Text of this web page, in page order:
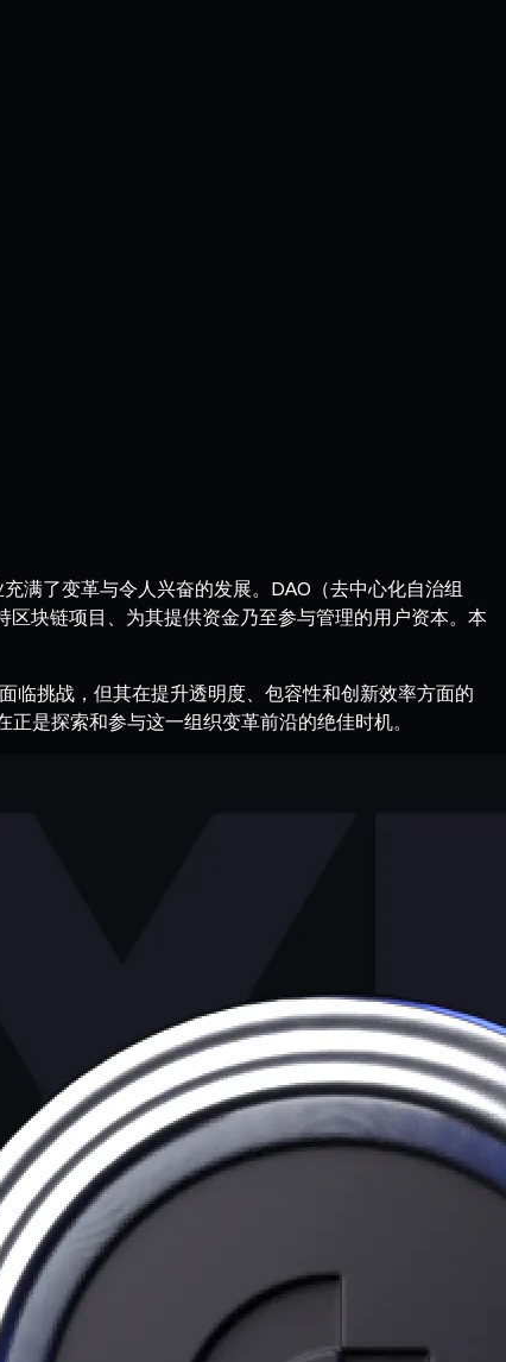
满了变革与令人兴奋的发展。DAO（去中心化自治组
块链项目、为其提供资金乃至参与管理的用户资本。本
临挑战，但其在提升透明度、包容性和创新效率方面的
是探索和参与这一组织变革前沿的绝佳时机。